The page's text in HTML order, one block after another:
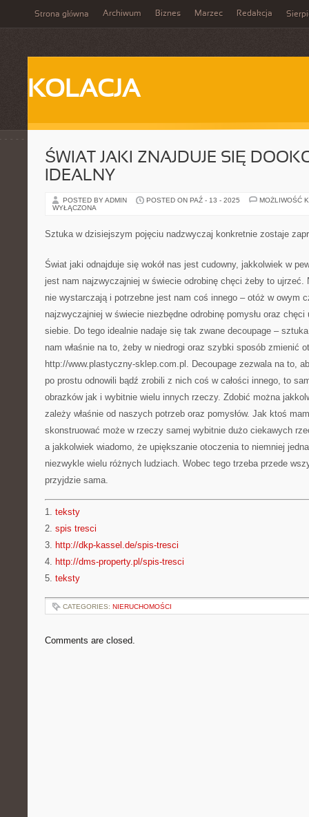
Strona główna Archiwum Biznes Marzec Redakcja
KOLACJA
ŚWIAT JAKI ZNAJDUJE SIĘ
IDEALNY
POSTED BY ADMIN POSTED ON PAŹ - 13 - 2025
MOŻLIWOŚĆ
WYŁĄCZONA
Sztuka w dzisiejszym pojęciu nadzwyczaj konkretnie zostaje
Świat jaki odnajduje się wokół nas jest cudowny, jakkolwiek w
jest nam najzwyczajniej w świecie odrobinę chęci żeby to ujrzeć.
nie wystarczają i potrzebne jest nam coś innego – otóż w owym
najzwyczajniej w świecie niezbędne odrobinę pomysłu oraz chęci
siebie. Do tego idealnie nadaje się tak zwane decoupage –
nam właśnie na to, żeby w niedrogi oraz szybki sposób zmienić
http://www.plastyczny-sklep.com.pl. Decoupage zezwala na to,
po prostu odnowili bądź zrobili z nich coś w całości innego, to
obrazków jak i wybitnie wielu innych rzeczy. Zdobić można
zależy właśnie od naszych potrzeb oraz pomysłów. Jak ktoś
skonstruować może w rzeczy samej wybitnie dużo ciekawych
a jakkolwiek wiadomo, że upiększanie otoczenia to niemniej
niezwykle wielu różnych ludziach. Wobec tego trzeba przede
przyjdzie sama.
1. teksty
2. spis tresci
3. http://dkp-kassel.de/spis-tresci
4. http://dms-property.pl/spis-tresci
5. teksty
CATEGORIES: NIERUCHOMOŚCI
Comments are closed.